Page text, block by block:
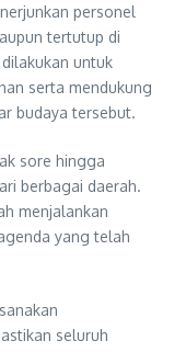
personel
tertutup di
untuk
serta mendukung
budaya tersebut.
sore hingga
berbagai daerah.
menjalankan
yang telah
seluruh